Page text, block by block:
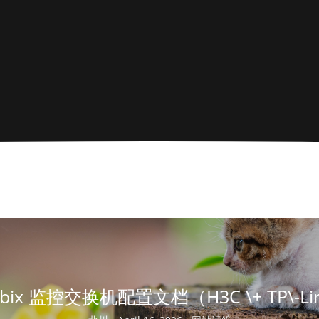
监控交换机配置文档（H3C \+ TP\-